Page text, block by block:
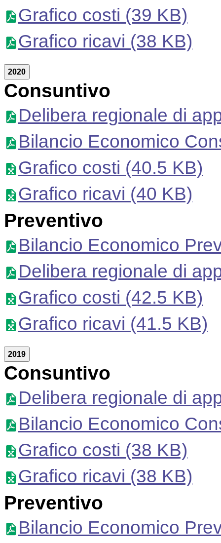
Grafico costi (39 KB)
Grafico ricavi (38 KB)
2020
Consuntivo
Delibera regionale di
Bilancio Economico
Grafico costi (40.5 KB)
Grafico ricavi (40 KB)
Preventivo
Bilancio Economico
Delibera regionale di
Grafico costi (42.5 KB)
Grafico ricavi (41.5 KB)
2019
Consuntivo
Delibera regionale di
Bilancio Economico
Grafico costi (38 KB)
Grafico ricavi (38 KB)
Preventivo
Bilancio Economico